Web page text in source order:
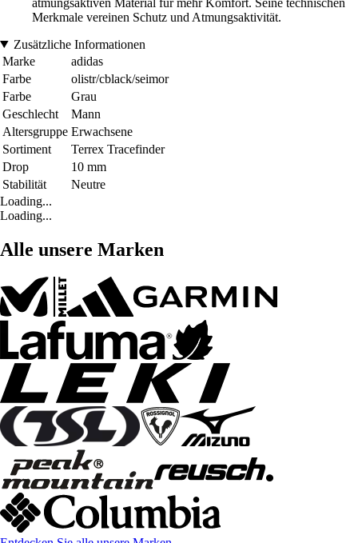
Merkmale vereinen Schutz und Atmungsaktivität.
Zusätzliche Informationen
Marke
adidas
Farbe
olistr/cblack/seimor
Farbe
Grau
Geschlecht
Mann
Altersgruppe Erwachsene
Sortiment
Terrex Tracefinder
Drop
10 mm
Stabilität
Neutre
Loading...
Loading...
Alle unsere Marken